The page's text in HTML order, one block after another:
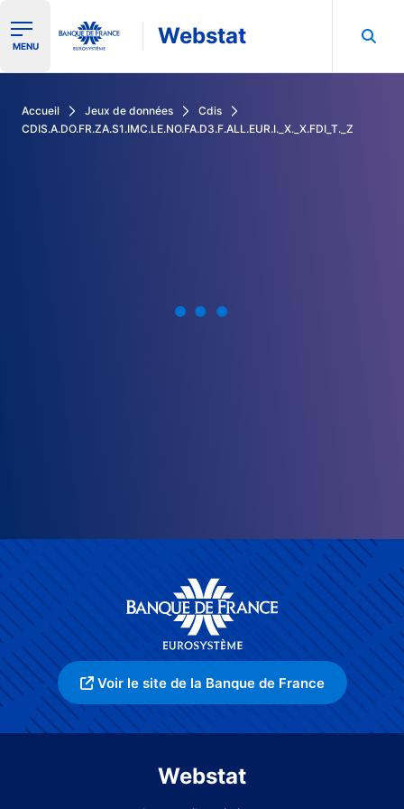
Ouvrir le menu de navigation
MENU Webstat
Accueil Jeux de données
Cdis
CDIS.A.DO.FR.ZA.S1.IMC.LE.NO.FA.D3.F.ALL.EUR.I._X._X.FDI_T._Z
Voir le site de la Banque de France
Webstat